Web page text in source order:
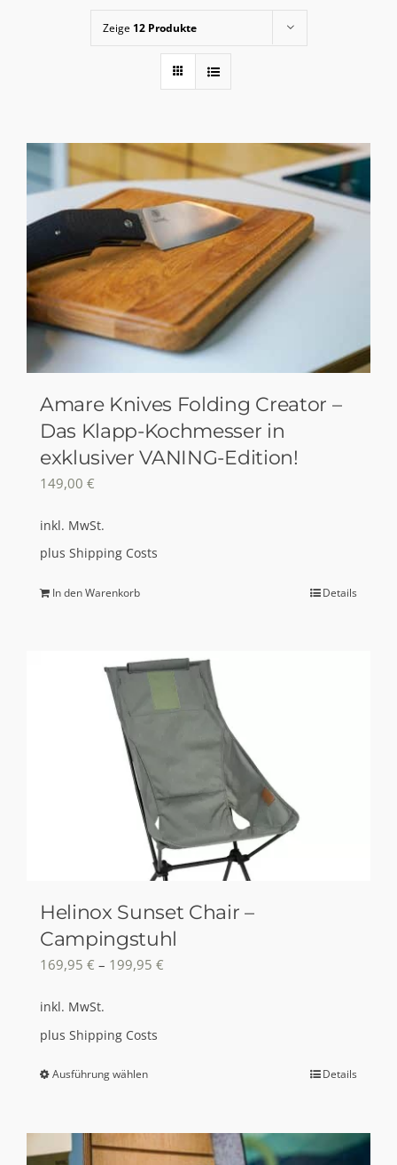
Zeige 12 Produkte
Amare Knives Folding Creator –
Das Klapp-Kochmesser in
exklusiver VANING-Edition!
149,00 €
inkl. MwSt.
plus Shipping Costs
In den Warenkorb Details
Helinox Sunset Chair –
Campingstuhl
169,95 € – 199,95 €
inkl. MwSt.
plus Shipping Costs
Ausführung wählenDieses
mehrere
Details